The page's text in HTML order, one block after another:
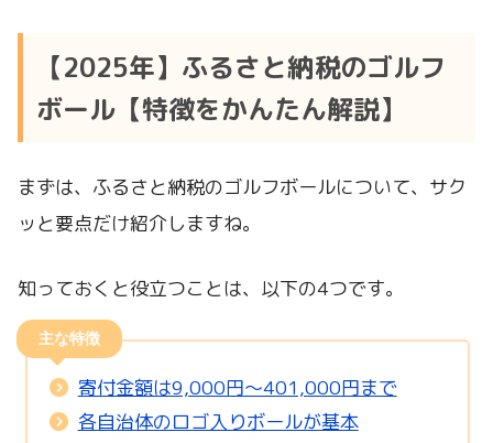
【2025年】ふるさと納税のゴルフ
ボール【特徴をかんたん解説】
まずは、ふるさと納税のゴルフボールについて、サク
ッと要点だけ紹介しますね。
知っておくと役立つことは、以下の4つです。
主な特徴
寄付金額は9,000円～401,000円まで
各自治体のロゴ入りボールが基本